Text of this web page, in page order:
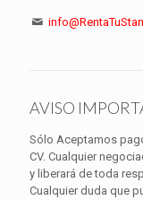
AVISO
Sólo Aceptamos
CV. Cualquier
y liberará de toda
Cualquier duda que